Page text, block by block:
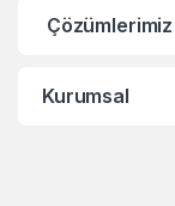
Çözümlerimiz
Kurumsal